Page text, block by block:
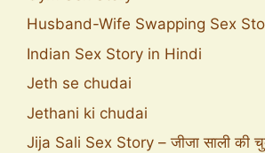
Husband-Wife Swapping Sex
Indian Sex Story in Hindi
Jeth se chudai
Jethani ki chudai
Jija Sali Sex Story – जीजा साली की